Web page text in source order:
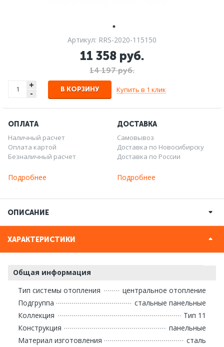
Артикул: RRS-2020-115150
11 358 руб.
14 197 руб.
+
- В КОРЗИНУ Купить в 1 клик
ОПЛАТА
Наличный расчет
Оплата картой
Безналичный расчет
Подробнее
ДОСТАВКА
Самовывоз
Доставка по Новосибирску
Доставка по России
Подробнее
ОПИСАНИЕ
ХАРАКТЕРИСТИКИ
Общая информация
Тип системы отопления
центральное отопление
Подгруппа
стальные панельные
Коллекция
Тип 11
Конструкция
панельные
Материал изготовления
сталь